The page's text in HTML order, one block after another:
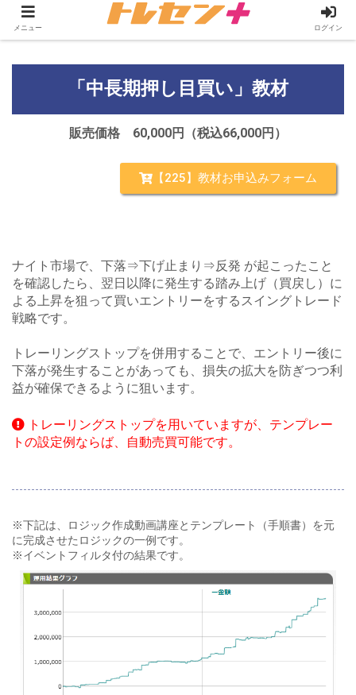
「中長期押し目買い」教材
販売価格 60,000円（税込66,000円）
【225】教材お申込みフォーム
ナイト市場で、下落⇒下げ止まり⇒反発 が起こったこと
を確認したら、翌日以降に発生する踏み上げ（買戻し）に
よる上昇を狙って買いエントリーをするスイングトレード
戦略です。
トレーリングストップを併用することで、エントリー後に
下落が発生することがあっても、損失の拡大を防ぎつつ利
益が確保できるように狙います。
トレーリングストップを用いていますが、テンプレー
トの設定例ならば、自動売買可能です。
※下記は、ロジック作成動画講座とテンプレート（手順書）を元
に完成させたロジックの一例です。
※イベントフィルタ付の結果です。
メニュー ログイン